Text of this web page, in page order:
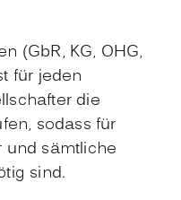
(GbR, KG, OHG,
für jeden
die
sodass für
und sämtliche
sind.